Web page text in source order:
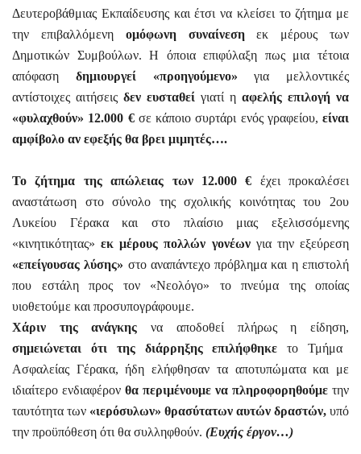
Δευτεροβάθμιας Εκπαίδευσης και έτσι να κλείσει το ζήτημα με
την επιβαλλόμενη ομόφωνη συναίνεσηεκ μέρους των
Δημοτικών Συμβούλων. Η όποια επιφύλαξη πως μια τέτοια
απόφαση δημιουργεί «προηγούμενο» για μελλοντικές
αντίστοιχες αιτήσεις δεν ευσταθεί γιατί η αφελής επιλογή να
«φυλαχθούν» 12.000 €σε κάποιο συρτάρι ενός γραφείου, είναι
αμφίβολο αν εφεξής θα βρει μιμητές….
Το ζήτημα της απώλειας των 12.000 € έχει προκαλέσει
αναστάτωση στο σύνολο της σχολικής κοινότητας του 2ου
Λυκείου Γέρακα και στο πλαίσιο μιας εξελισσόμενης
«κινητικότητας»εκ μέρους πολλών γονέωνγια την εξεύρεση
«επείγουσας λύσης» στο αναπάντεχο πρόβλημα και η επιστολή
που εστάλη προς τον «Νεολόγο» το πνεύμα της οποίας
υιοθετούμε και προσυπογράφουμε.
Χάριν της ανάγκης να αποδοθεί πλήρως η είδηση,
σημειώνεται ότι της διάρρηξης επιλήφθηκε το Τμήμα
Ασφαλείας Γέρακα, ήδη ελήφθησαν τα αποτυπώματα και με
ιδιαίτερο ενδιαφέρον θα περιμένουμε να πληροφορηθούμε την
ταυτότητα των «ιερόσυλων» θρασύτατων αυτών δραστών, υπό
την προϋπόθεση ότι θα συλληφθούν. (Ευχής έργον…)